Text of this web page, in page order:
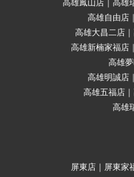
高雄鳳山店｜高雄
高雄自由店
高雄大昌二店
高雄新楠家福店
高雄
高雄明誠店
高雄五福店
高雄
屏東店｜屏東家